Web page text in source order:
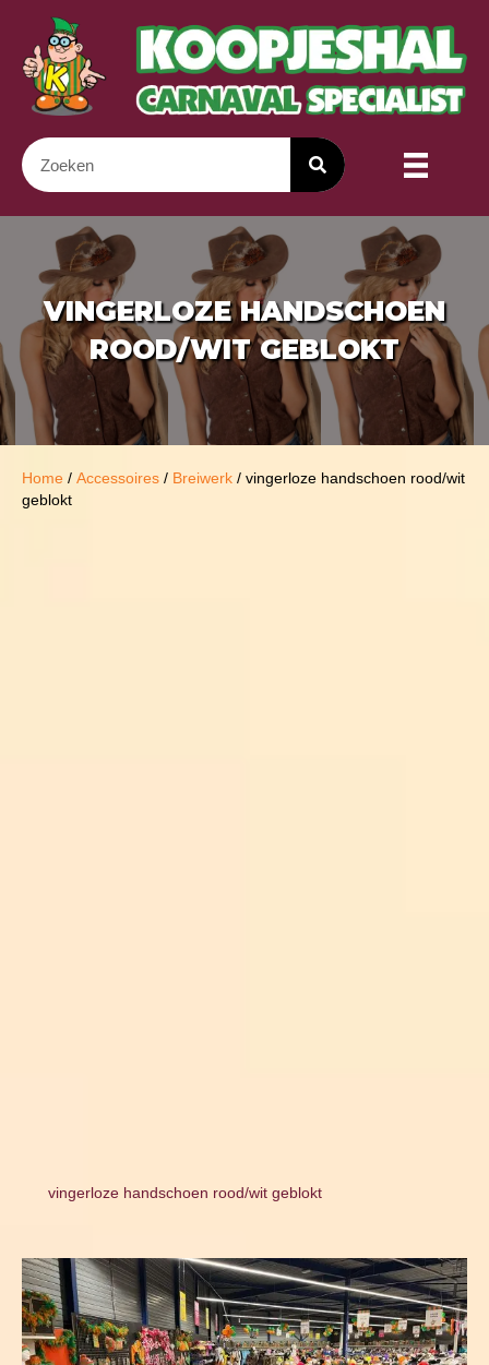
VINGERLOZE HANDSCHOEN
ROOD/WIT GEBLOKT
Home / Accessoires / Breiwerk / vingerloze handschoen rood/wit
geblokt
vingerloze handschoen rood/wit geblokt